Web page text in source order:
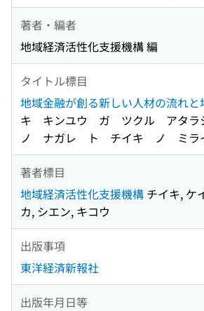
著者・編者
地域経済活性化支援機構 編
タイトル標目
地域金融が創る新しい人材の流れと
キ キンユウ ガ ツクル アタラ
ノ ナガレ ト チイキ ノ ミラ
著者標目
地域経済活性化支援機構 チイキ, ケ
カ, シエン, キコウ
出版事項
東洋経済新報社
出版年月日等